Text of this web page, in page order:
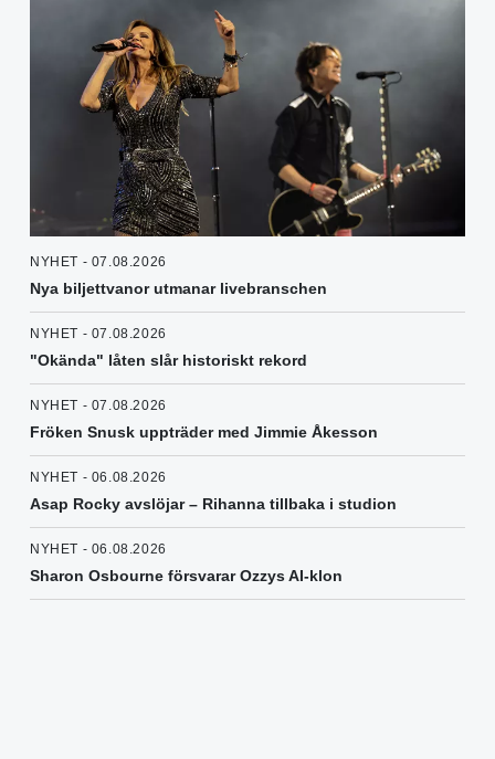
NYHET - 07.08.2026
Nya biljettvanor utmanar livebranschen
NYHET - 07.08.2026
"Okända" låten slår historiskt rekord
NYHET - 07.08.2026
Fröken Snusk uppträder med Jimmie Åkesson
NYHET - 06.08.2026
Asap Rocky avslöjar – Rihanna tillbaka i studion
NYHET - 06.08.2026
Sharon Osbourne försvarar Ozzys AI-klon